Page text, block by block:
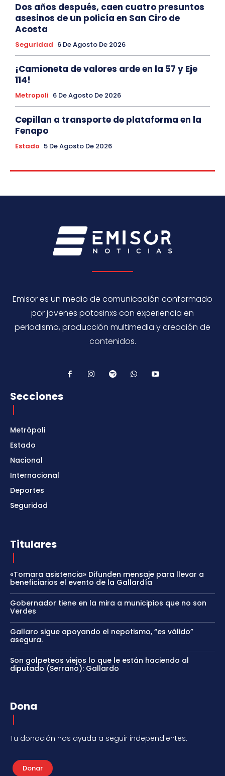
Dos años después, caen cuatro presuntos
asesinos de un policía en San Ciro de
Acosta
Seguridad 6 De Agosto De 2026
¡Camioneta de valores arde en la 57 y Eje
114!
Metropoli 6 De Agosto De 2026
Cepillan a transporte de plataforma en la
Fenapo
Estado 5 De Agosto De 2026
Emisor es un medio de comunicación conformado
por jovenes potosinxs con experiencia en
periodismo, producción multimedia y creación de
contenidos.
Secciones
Metrópoli
Estado
Nacional
Internacional
Deportes
Seguridad
Titulares
«Tomara asistencia» Difunden mensaje para llevar a
beneficiarios el evento de la Gallardía
Gobernador tiene en la mira a municipios que no son
Verdes
Gallaro sigue apoyando el nepotismo, “es válido”
asegura.
Son golpeteos viejos lo que le están haciendo al
diputado (Serrano): Gallardo
Dona
Tu donación nos ayuda a seguir independientes.
Donar